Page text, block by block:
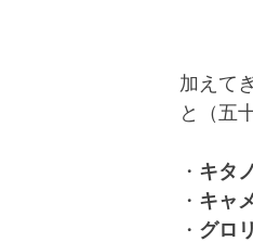
加えて
と（五
・ キタ
・ キャ
・ グロ